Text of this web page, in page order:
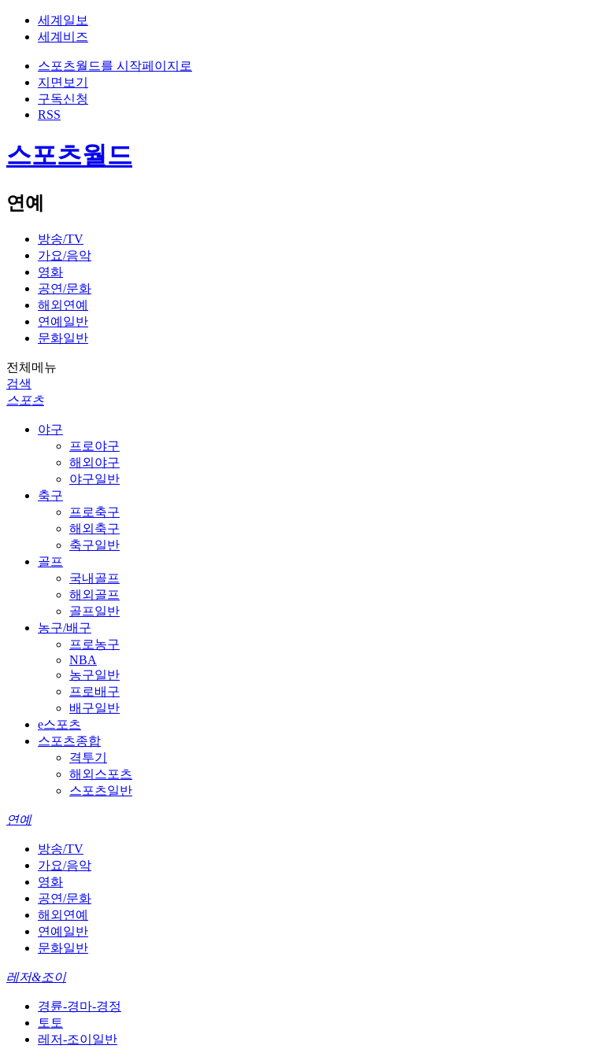
세계일보
세계비즈
스포츠월드를 시작페이지로
지면보기
구독신청
RSS
스포츠월드
연예
방송/TV
가요/음악
영화
공연/문화
해외연예
연예일반
문화일반
전체메뉴
검색
스포츠
야구
프로야구
해외야구
야구일반
축구
프로축구
해외축구
축구일반
골프
국내골프
해외골프
골프일반
농구/배구
프로농구
NBA
농구일반
프로배구
배구일반
e스포츠
스포츠종합
격투기
해외스포츠
스포츠일반
연예
방송/TV
가요/음악
영화
공연/문화
해외연예
연예일반
문화일반
레저&조이
경륜-경마-경정
토토
레저-조이일반